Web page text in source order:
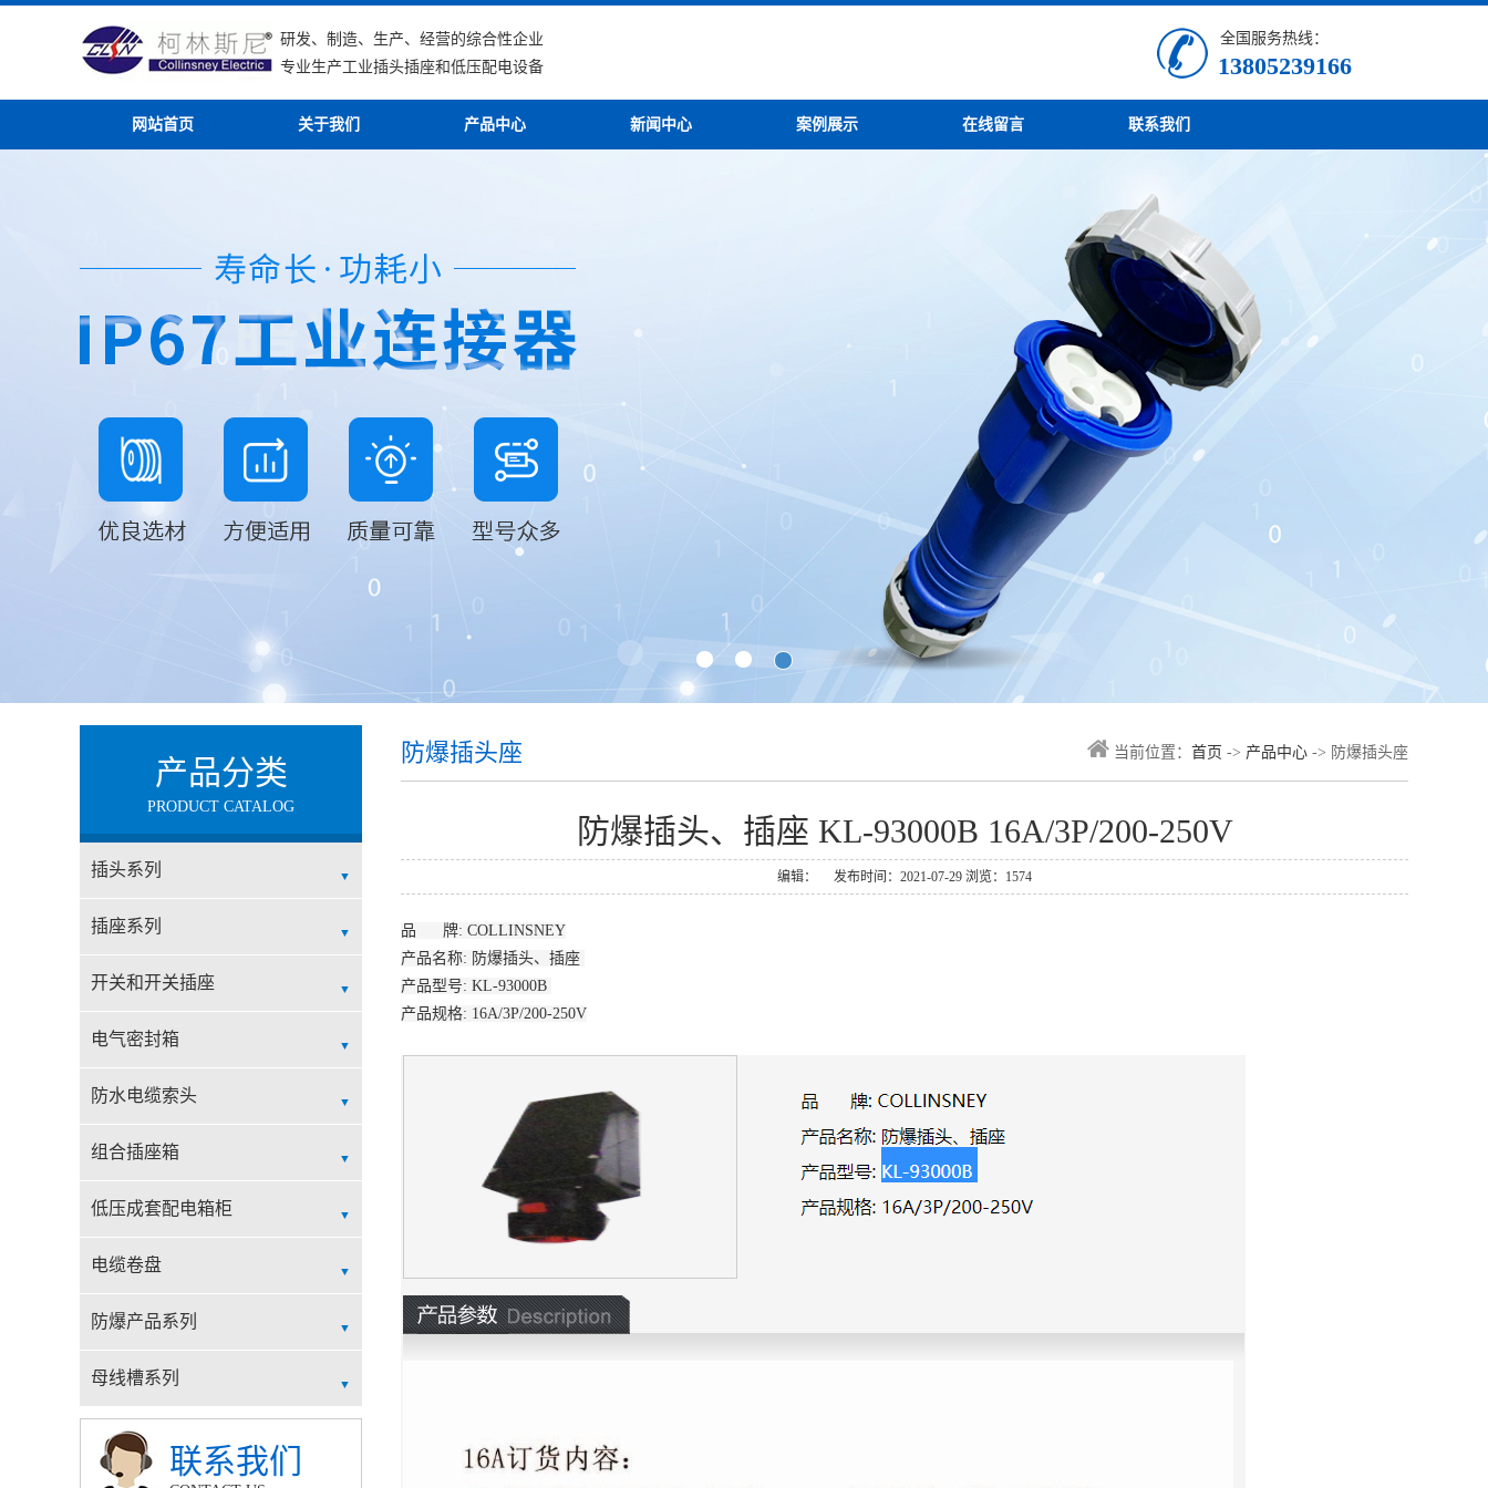
研发、制造、生产、经营的综合性企业
专业生产工业插头插座和低压配电设备
全国服务热线：
13805239166
网站首页 关于我们 产品中心 新闻中心 案例展示 在线留言 联系我们
产品分类
PRODUCT CATALOG
插头系列
工业插头
低压插头
插座系列
工业插座
低压插座
开关和开关插座
凸轮开关
负载隔离开关
电气密封箱
电气盒
接线盒
防水电缆索头
组合插座箱
不锈钢电源插座箱
电源插座箱
低压成套配电箱柜
电缆卷盘
三脚架电缆卷盘
轮车式电缆卷盘
自动回收防缠绵电缆盘
防爆产品系列
防暴断路器
防爆按钮盒
母线槽系列
安全滑触线
电缆桥架
联系我们
防爆插头座 当前位置： 首页 -> 产品中心 -> 防爆插头座
防爆插头、插座 KL-93000B 16A/3P/200-250V
编辑： 发布时间：2021-07-29 浏览：1574
品 牌: COLLINSNEY
产品名称: 防爆插头、插座
产品型号: KL-93000B
产品规格: 16A/3P/200-250V